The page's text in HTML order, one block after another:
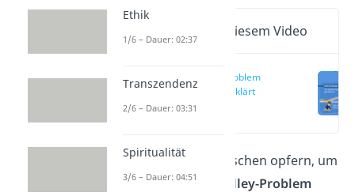
Wichtige Inhalte in diesem Video
Trolley Problem
einfach erklärt
(00:19)
Würdest du einen Menschen opfern, um
fünf zu retten? Das
Trolley-Problem
Ethik
1/6 – Dauer: 02:37
Transzendenz
2/6 – Dauer: 03:31
Spiritualität
3/6 – Dauer: 04:51